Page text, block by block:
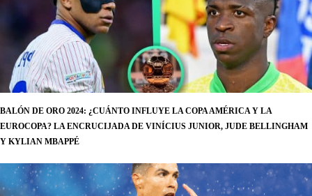
BALÓN DE ORO 2024: ¿CUÁNTO INFLUYE LA COPA AMÉRICA Y LA
EUROCOPA? LA ENCRUCIJADA DE VINÍCIUS JUNIOR, JUDE BELLINGHAM
Y KYLIAN MBAPPÉ